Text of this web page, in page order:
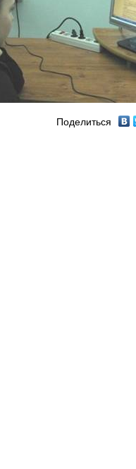
Поделиться